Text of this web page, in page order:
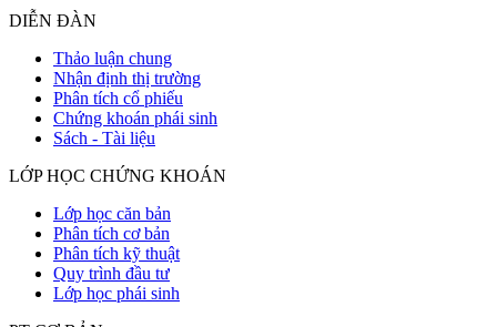
DIỄN ĐÀN
Thảo luận chung
Nhận định thị trường
Phân tích cổ phiếu
Chứng khoán phái sinh
Sách - Tài liệu
LỚP HỌC CHỨNG KHOÁN
Lớp học căn bản
Phân tích cơ bản
Phân tích kỹ thuật
Quy trình đầu tư
Lớp học phái sinh